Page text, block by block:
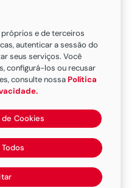
oferecidas pelos
.
involuntário e
exclusivamente
consequência
dos passageiros
próprios e de terceiros
autenticar a sessão do
seus serviços. Você
configurá-los ou recusar
consulte nossaPolítica
Cookies